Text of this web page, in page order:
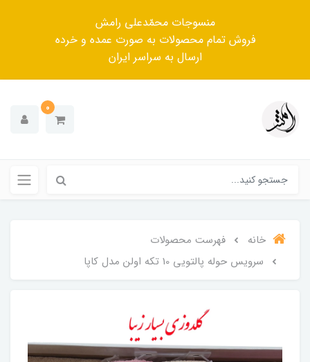
منسوجات محمّدعلی رامش
فروش تمام محصولات به صورت عمده و خرده
ارسال به سراسر ایران
0
خانه
فهرست محصولات
سرویس حوله پالتویی 10 تکه اولن مدل کاپا